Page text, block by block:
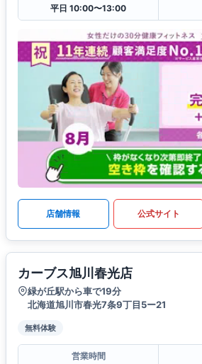
平日 10:00〜13:00
店舗情報 公式サイト
カーブス旭川春光店
緑が丘駅から車で19分
北海道旭川市春光7条9丁目5ー21
無料体験
営業時間